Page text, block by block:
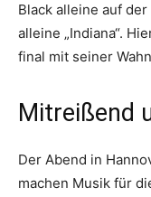
Black alleine auf
alleine „Indiana“.
final mit seiner
Mitreißend
Der Abend in
machen Musik für